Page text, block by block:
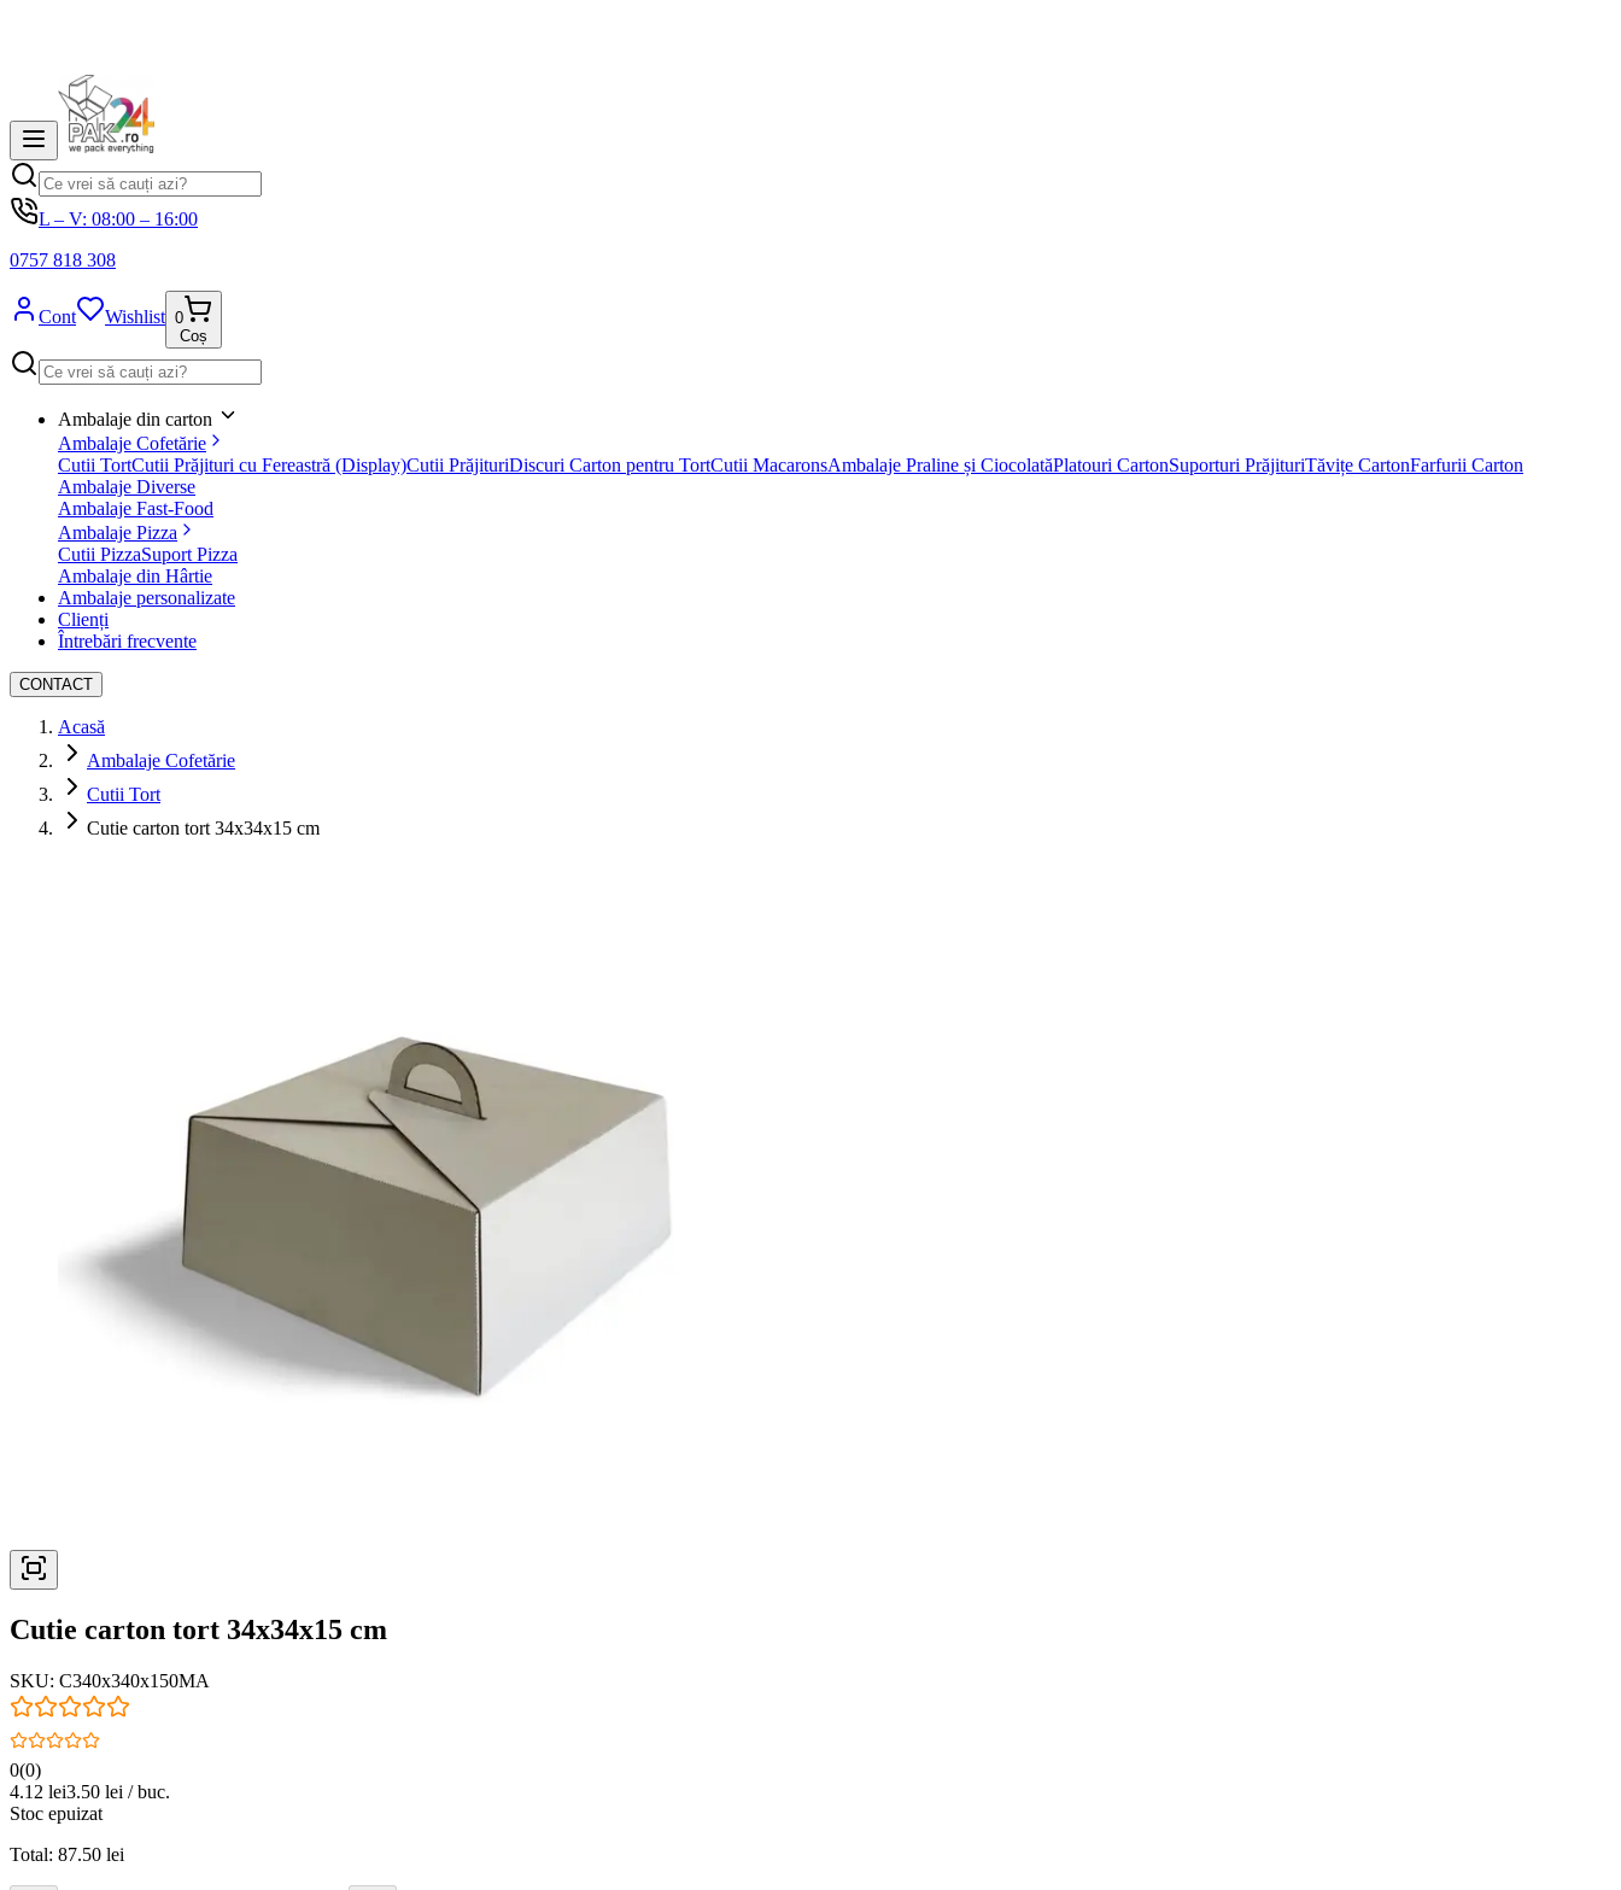
L – V: 08:00 – 16:00
0757 818 308
Cont Wishlist 0
Coș
Ambalaje din carton
Ambalaje Cofetărie
Cutii TortCutii Prăjituri cu Fereastră (Display)Cutii PrăjituriDiscuri Carton pentru TortCutii MacaronsAmbalaje Praline și CiocolatăPlatouri CartonSuporturi PrăjituriTăvițe CartonFarfurii Carton
Ambalaje Diverse
Ambalaje Fast-Food
Ambalaje Pizza
Cutii PizzaSuport Pizza
Ambalaje din Hârtie
Ambalaje personalizate
Clienți
Întrebări frecvente
CONTACT
Acasă
Ambalaje Cofetărie
Cutii Tort
Cutie carton tort 34x34x15 cm
Cutie carton tort 34x34x15 cm
SKU: C340x340x150MA
0(0)
4.12 lei3.50 lei / buc.
Stoc epuizat
Total: 87.50 lei